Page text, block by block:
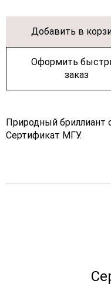
Добавить в
Оформить
заказ
Природный бриллиант
Сертификат МГУ.